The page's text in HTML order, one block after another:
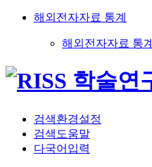
해외전자자료 통계
해외전자자료 통계
검색환경설정
검색도움말
다국어입력